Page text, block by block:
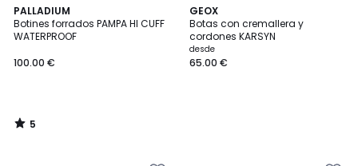
PALLADIUM
Botines forrados PAMPA HI CUFF
WATERPROOF
100.00 €
5
/
5
5
/
GEOX
Botas con cremallera y
cordones KARSYN
desde
65.00 €